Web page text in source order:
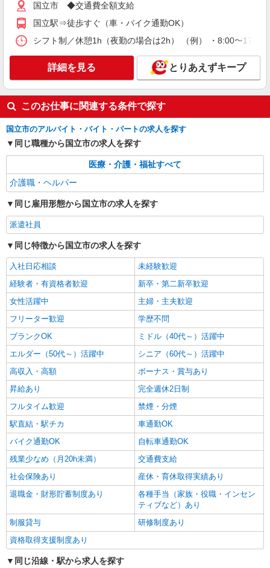
キープ
派遣社員
株式会社kotrio /●TC-H-1992830
NEW
国立駅｜シニア向けマンションで夜勤専従＊
暮らしのお手伝い
時給1600円〜2250円 ＜日払い有/週払い有/交
通費全支給(ガソリン代含む)＞
国立市 来社不要/面接なし
職業紹介
株式会社kotrio /●SW-S-2078119
NEW
★高収入★未経験でも高時給1550円〜｜高級
シニア向け住宅STAFF
ン代含む)＞
最寄り：国立駅
キープ 詳細を見る
職業紹介
株式会社kotrio /●SW-S-2154039
NEW
#介護界隈 #デイSTAFF 長く安定して働ける
と評判！日勤のみ
【正社員】月給240,000〜400,000円 ・基本
給：200,000円〜220,000円 ・資格手当：10,000〜
30,000円 ・役職手当：10,000〜70,000円 ・処遇改
善手当：20,000〜60,000円（勤続年数、保有資格
により変動） ・固定残業手当：20,000円（10時
間） ※固定残業時間を超過する場合には超過勤務
手当として別途支給 ・夜勤手当：10,000円/1回
（上記給与とは別に支給） 下記資格をお持ちの方
歓迎 ・認知症介護基礎研修 ・初任者研修 ・実務
者研修 ・介護福祉士 など
キープ 詳細を見る
国立市 ◆交通費全額支給
国立駅⇒徒歩すぐ（車・バイク通勤OK）
シフト制／休憩1h（夜勤の場合は2h） （例） ・8:00〜
詳細を見る とりあえずキープ
このお仕事に関連する条件で探す
国立市のアルバイト・バイト・パートの求人を探す
同じ職種から国立市の求人を探す
医療・介護・福祉すべて
介護職・ヘルパー
同じ雇用形態から国立市の求人を探す
派遣社員
同じ特徴から国立市の求人を探す
入社日応相談
未経験歓迎
経験者・有資格者歓迎
新卒・第二新卒歓迎
女性活躍中
主婦・主夫歓迎
フリーター歓迎
学歴不問
ブランクOK
ミドル（40代～）活躍中
エルダー（50代～）活躍中
シニア（60代～）活躍中
高収入・高額
ボーナス・賞与あり
昇給あり
完全週休2日制
フルタイム歓迎
禁煙・分煙
駅直結・駅チカ
車通勤OK
バイク通勤OK
自転車通勤OK
残業少なめ（月20h未満）
交通費支給
社会保険あり
産休・育休取得実績あり
退職金・財形貯蓄制度あり
各種手当（家族・役職・インセン
ティブなど）あり
制服貸与
研修制度あり
資格取得支援制度あり
同じ沿線・駅から求人を探す